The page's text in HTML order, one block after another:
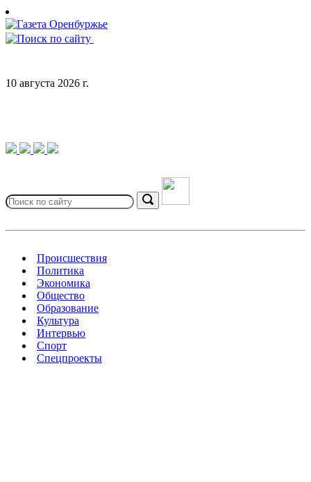
Skip
to
content
10 августа 2026 г.
for:
Search
Происшествия
Политика
Экономика
Общество
Образование
Культура
Интервью
Спорт
Спецпроекты